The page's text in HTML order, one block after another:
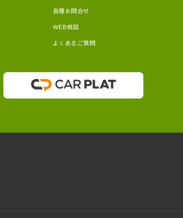
各種お問合せ
WEB相談
よくあるご質問